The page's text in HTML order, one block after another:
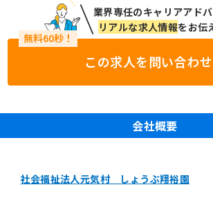
業界専任のキャリアアド
リアルな求人情報をお伝
この求人を問い合わ
会社概要
社会福祉法人元気村 しょうぶ翔裕園